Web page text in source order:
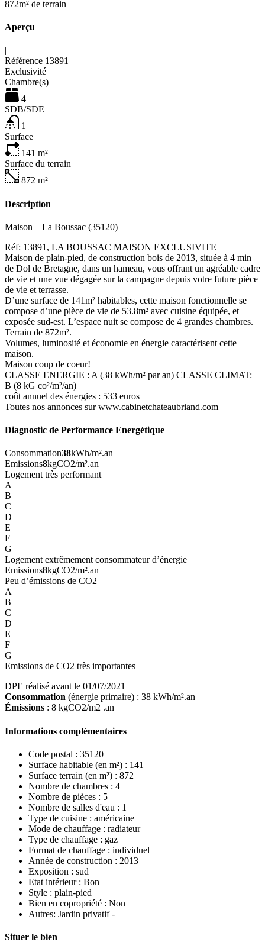
Aperçu
|
Référence 13891
Exclusivité
Chambre(s)
4
SDB/SDE
1
Surface
141 m²
Surface du terrain
872 m²
Description
Maison – La Boussac (35120)
Réf: 13891, LA BOUSSAC MAISON EXCLUSIVITE
Maison de plain-pied, de construction bois de 2013, située à 4 min
de Dol de Bretagne, dans un hameau, vous offrant un agréable cadre
de vie et une vue dégagée sur la campagne depuis votre future pièce
de vie et terrasse.
D’une surface de 141m² habitables, cette maison fonctionnelle se
compose d’une pièce de vie de 53.8m² avec cuisine équipée, et
exposée sud-est. L’espace nuit se compose de 4 grandes chambres.
Terrain de 872m².
Volumes, luminosité et économie en énergie caractérisent cette
maison.
Maison coup de coeur!
CLASSE ENERGIE : A (38 kWh/m² par an) CLASSE CLIMAT:
B (8 kG co²/m²/an)
coût annuel des énergies : 533 euros
Toutes nos annonces sur www.cabinetchateaubriand.com
Diagnostic de Performance Energétique
Consommation38kWh/m².an
Emissions8kgCO2/m².an
Logement très performant
A
B
C
D
E
F
G
Logement extrêmement consommateur d’énergie
Emissions8kgCO2/m².an
Peu d’émissions de CO2
A
B
C
D
E
F
G
Emissions de CO2 très importantes
DPE réalisé avant le 01/07/2021
Consommation (énergie primaire) : 38 kWh/m².an
Émissions : 8 kgCO2/m2 .an
Informations complémentaires
Code postal : 35120
Surface habitable (en m²) : 141
Surface terrain (en m²) : 872
Nombre de chambres : 4
Nombre de pièces : 5
Nombre de salles d'eau : 1
Type de cuisine : américaine
Mode de chauffage : radiateur
Type de chauffage : gaz
Format de chauffage : individuel
Année de construction : 2013
Exposition : sud
Etat intérieur : Bon
Style : plain-pied
Bien en copropriété : Non
Autres: Jardin privatif -
Situer le bien